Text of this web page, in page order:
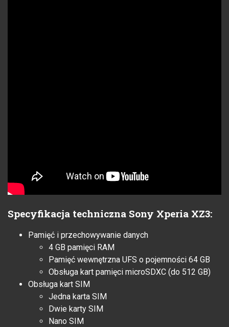
Specyfikacja techniczna Sony Xperia XZ3:
Pamięć i przechowywanie danych
4 GB pamięci RAM
Pamięć wewnętrzna UFS o pojemności 64 GB
Obsługa kart pamięci microSDXC (do 512 GB)
Obsługa kart SIM
Jedna karta SIM
Dwie karty SIM
Nano SIM